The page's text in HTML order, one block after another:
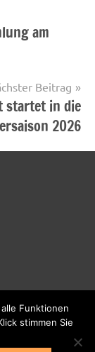
am
Beitrag
startet in die
2026
Funktionen
stimmen Sie